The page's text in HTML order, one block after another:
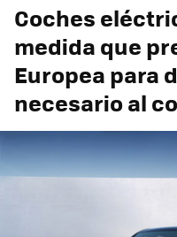
Coches
medida que
Europea para
necesario al